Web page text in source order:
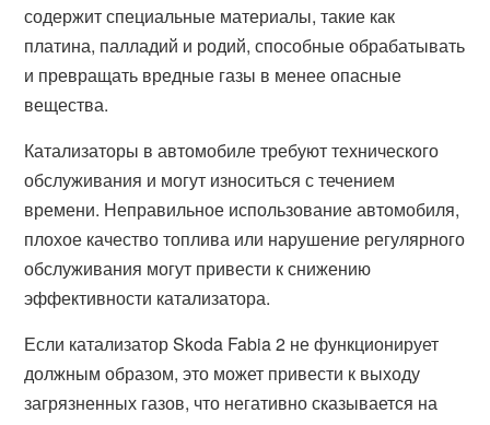
содержит специальные материалы, такие как
платина, палладий и родий, способные обрабатывать
и превращать вредные газы в менее опасные
вещества.
Катализаторы в автомобиле требуют технического
обслуживания и могут износиться с течением
времени. Неправильное использование автомобиля,
плохое качество топлива или нарушение регулярного
обслуживания могут привести к снижению
эффективности катализатора.
Если катализатор Skoda Fabia 2 не функционирует
должным образом, это может привести к выходу
загрязненных газов, что негативно сказывается на